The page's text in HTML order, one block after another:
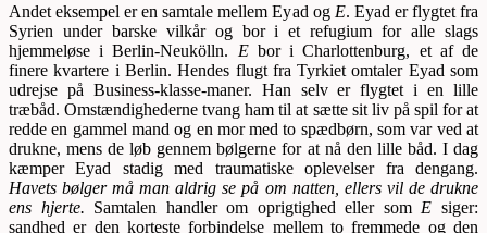
Andet eksempel er en samtale mellem Eyad og E. Eyad er flygtet fra
Syrien under barske vilkår og bor i et refugium for alle slags
hjemmeløse i Berlin-Neukölln. Ebor i Charlottenburg, et af de
finere kvartere i Berlin. Hendes flugt fra Tyrkiet omtaler Eyad som
udrejse på Business-klasse-maner. Han selv er flygtet i en lille
træbåd. Omstændighederne tvang ham til at sætte sit liv på spil for at
redde en gammel mand og en mor med to spædbørn, som var ved at
drukne, mens de løb gennem bølgerne for at nå den lille båd. I dag
kæmper Eyad stadig med traumatiske oplevelser fra dengang.
Havets bølger må man aldrig se på om natten, ellers vil de drukne
ens hjerte. Samtalen handler om oprigtighed eller som E siger:
sandhed er den korteste forbindelse mellem to fremmede og den